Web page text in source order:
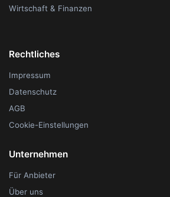
Wirtschaft & Finanzen
Rechtliches
Impressum
Datenschutz
AGB
Cookie-Einstellungen
Unternehmen
Für Anbieter
Über uns